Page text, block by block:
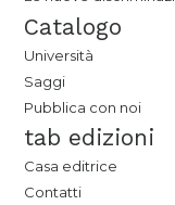
Catalogo
Università
Saggi
Pubblica con noi
tab edizioni
Casa editrice
Contatti